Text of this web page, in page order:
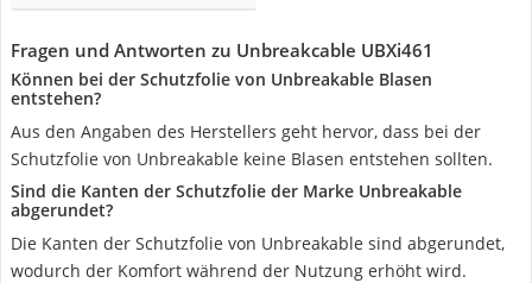
Fragen und Antworten zu Unbreakcable UBXi461
Können bei der Schutzfolie von Unbreakable Blasen
entstehen?
Aus den Angaben des Herstellers geht hervor, dass bei der
Schutzfolie von Unbreakable keine Blasen entstehen sollten.
Sind die Kanten der Schutzfolie der Marke Unbreakable
abgerundet?
Die Kanten der Schutzfolie von Unbreakable sind abgerundet,
wodurch der Komfort während der Nutzung erhöht wird.